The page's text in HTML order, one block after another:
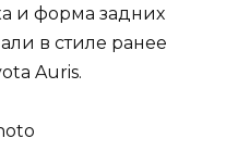
и форма задних
в стиле ранее
Auris.